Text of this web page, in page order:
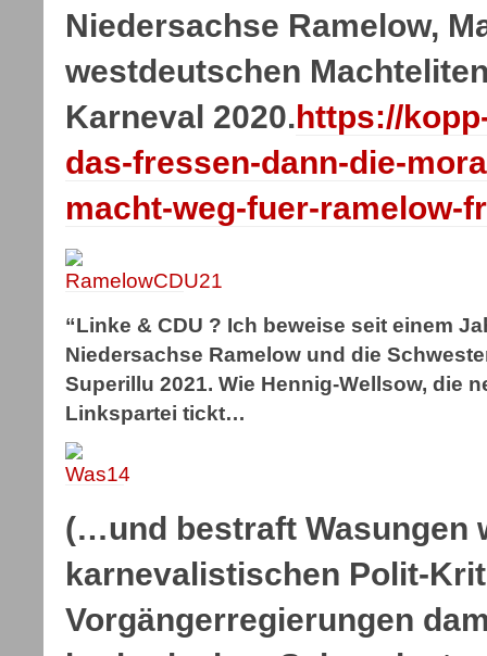
Niedersachse Ramelow,
westdeutschen
Karneval 2020. https://
das-fressen-dann-die-
macht-weg-fuer-ramelow-
“Linke & CDU ? Ich beweise seit einem
Niedersachse Ramelow und die
Superillu 2021. Wie Hennig-Wellsow, die
Linkspartei tickt…
(…und bestraft Wasungen
karnevalistischen Polit-
Vorgängerregierungen